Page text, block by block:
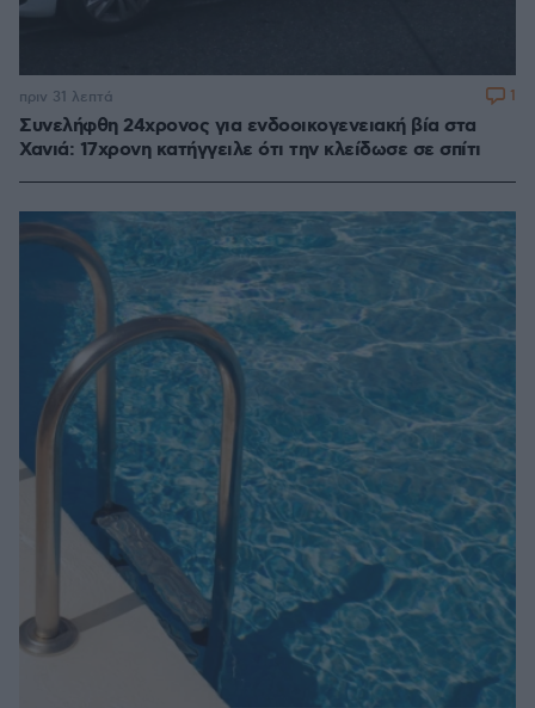
Συνελήφθη 24χρονος για ενδοοικογενειακή βία στα
Χανιά: 17χρονη κατήγγειλε ότι την κλείδωσε σε σπίτι
πριν 31 λεπτά 1